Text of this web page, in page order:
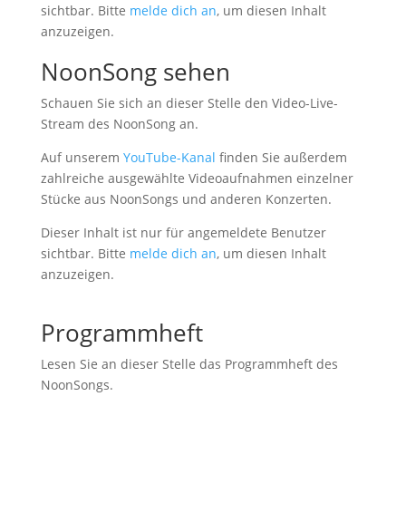
sichtbar. Bitte melde dich an, um diesen Inhalt
anzuzeigen.
NoonSong sehen
Schauen Sie sich an dieser Stelle den Video-Live-
Stream des NoonSong an.
Auf unserem YouTube-Kanal finden Sie außerdem
zahlreiche ausgewählte Videoaufnahmen einzelner
Stücke aus NoonSongs und anderen Konzerten.
Dieser Inhalt ist nur für angemeldete Benutzer
sichtbar. Bitte melde dich an, um diesen Inhalt
anzuzeigen.
Programmheft
Lesen Sie an dieser Stelle das Programmheft des
NoonSongs.